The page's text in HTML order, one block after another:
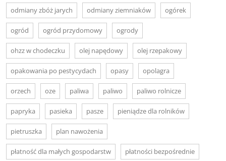
odmiany zbóż jarych odmiany ziemniaków ogórek
ogród ogród przydomowy ogrody
ohzz w chodeczku olej napędowy olej rzepakowy
opakowania po pestycydach opasy opolagra
orzech oze paliwa paliwo paliwo rolnicze
papryka pasieka pasze pieniądze dla rolników
pietruszka plan nawożenia
płatność dla małych gospodarstw płatności bezpośrednie